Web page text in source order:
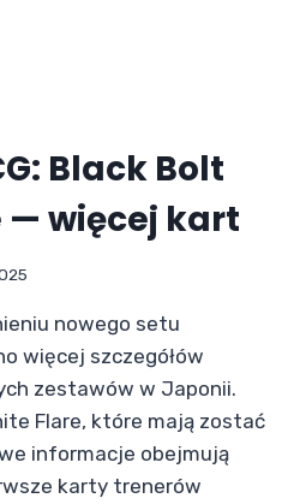
Black Bolt
— więcej kart
nowego setu
więcej szczegółów
zestawów w Japonii.
Flare, które mają zostać
informacje obejmują
karty trenerów